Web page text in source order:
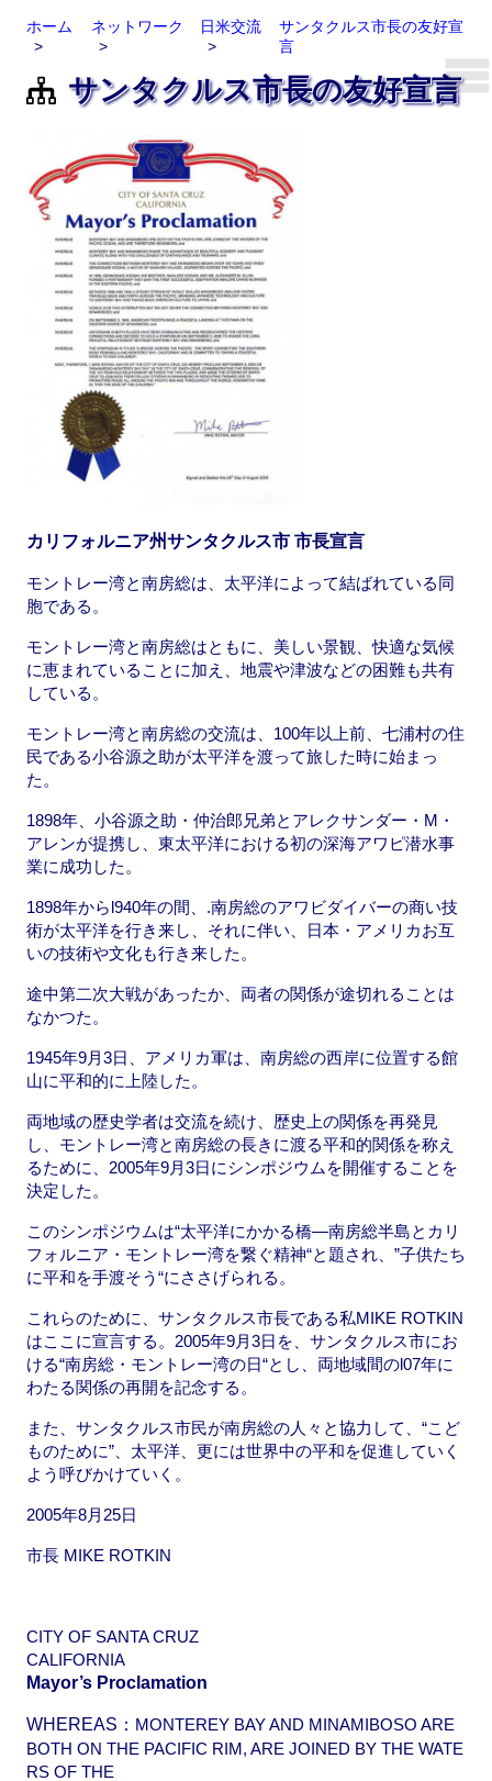
ホーム ネットワーク 日米交流
サンタクルス市長の友好宣
言
サンタクルス市長の友好宣言
カリフォルニア州サンタクルス市 市長宣言
モントレー湾と南房総は、太平洋によって結ばれている同
胞である。
モントレー湾と南房総はともに、美しい景観、快適な気候
に恵まれていることに加え、地震や津波などの困難も共有
している。
モントレー湾と南房総の交流は、100年以上前、七浦村の住
民である小谷源之助が太平洋を渡って旅した時に始まっ
た。
1898年、小谷源之助・仲治郎兄弟とアレクサンダー・M・
アレンが提携し、東太平洋における初の深海アワピ潜水事
業に成功した。
1898年からl940年の間、.南房総のアワビダイバーの商い技
術が太平洋を行き来し、それに伴い、日本・アメリカお互
いの技術や文化も行き来した。
途中第二次大戦があったか、両者の関係が途切れることは
なかつた。
1945年9月3日、アメリカ軍は、南房総の西岸に位置する館
山に平和的に上陸した。
両地域の歴史学者は交流を続け、歴史上の関係を再発見
し、モントレー湾と南房総の長きに渡る平和的関係を称え
るために、2005年9月3日にシンポジウムを開催することを
決定した。
このシンポジウムは“太平洋にかかる橋—南房総半島とカリ
フォルニア・モントレー湾を繋ぐ精神“と題され、”子供たち
に平和を手渡そう“にささげられる。
これらのために、サンタクルス市長である私MIKE ROTKIN
はここに宣言する。2005年9月3日を、サンタクルス市にお
ける“南房総・モントレー湾の日“とし、両地域間のl07年に
わたる関係の再開を記念する。
また、サンタクルス市民が南房総の人々と協力して、“こど
ものために”、太平洋、更には世界中の平和を促進していく
よう呼びかけていく。
2005年8月25日
市長 MIKE ROTKIN
CITY OF SANTA CRUZ
CALIFORNIA
Mayor’s Proclamation
WHEREAS： MONTEREY BAY AND MINAMIBOSO ARE
BOTH ON THE PACIFIC RIM, ARE JOINED BY THE WATE
RS OF THE